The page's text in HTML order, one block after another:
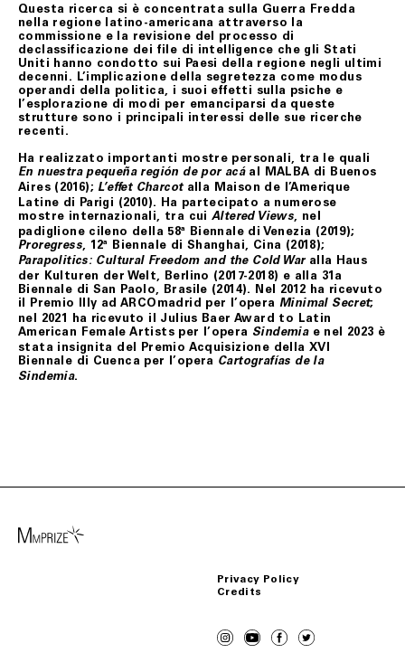
Questa ricerca si è concentrata sulla Guerra Fredda
nella regione latino-americana attraverso la
commissione e la revisione del processo di
declassificazione dei file di intelligence che gli Stati
Uniti hanno condotto sui Paesi della regione negli ultimi
decenni. L’implicazione della segretezza come modus
operandi della politica, i suoi effetti sulla psiche e
l’esplorazione di modi per emanciparsi da queste
strutture sono i principali interessi delle sue ricerche
recenti.
Ha realizzato importanti mostre personali, tra le quali
En nuestra pequeña región de por acáal MALBA di Buenos
Aires (2016); L’effet Charcotalla Maison de l’Amerique
Latine di Parigi (2010). Ha partecipato a numerose
mostre internazionali, tra cuiAltered Views, nel
padiglione cileno della 58ª Biennale di Venezia (2019);
Proregress, 12ª Biennale di Shanghai, Cina (2018);
Parapolitics: Cultural Freedom and the Cold Waralla Haus
der Kulturen der Welt, Berlino (2017-2018) e alla 31a
Biennale di San Paolo, Brasile (2014). Nel 2012 ha ricevuto
il Premio Illy ad ARCOmadrid per l’opera Minimal Secret;
nel 2021 ha ricevuto il Julius Baer Award to Latin
American Female Artists per l’opera Sindemiae nel 2023 è
stata insignita del Premio Acquisizione della XVI
Biennale di Cuenca per l’opera Cartografías de la
Sindemia.
Privacy Policy
Credits